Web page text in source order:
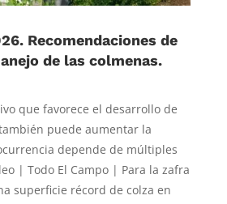
Recomendaciones de
de las colmenas.
que favorece el desarrollo de
puede aumentar la
depende de múltiples
| Todo El Campo | Para la zafra
superficie récord de colza en